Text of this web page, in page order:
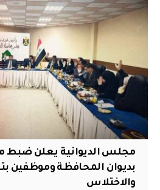
مجلس الديوانية يعلن ضبط
بديوان المحافظة وموظفين
والاختلاس